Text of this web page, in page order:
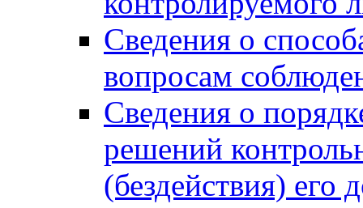
Сведения о
вопросам
Сведения о
решений
(бездействия) его